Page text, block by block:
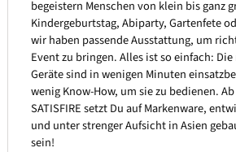
begeistern Menschen von klein bis ganz
Kindergeburtstag, Abiparty, Gartenfete
wir haben passende Ausstattung, um
Event zu bringen. Alles ist so einfach:
Geräte sind in wenigen Minuten
wenig Know-How, um sie zu bedienen.
SATISFIRE setzt Du auf Markenware,
und unter strenger Aufsicht in Asien
sein!